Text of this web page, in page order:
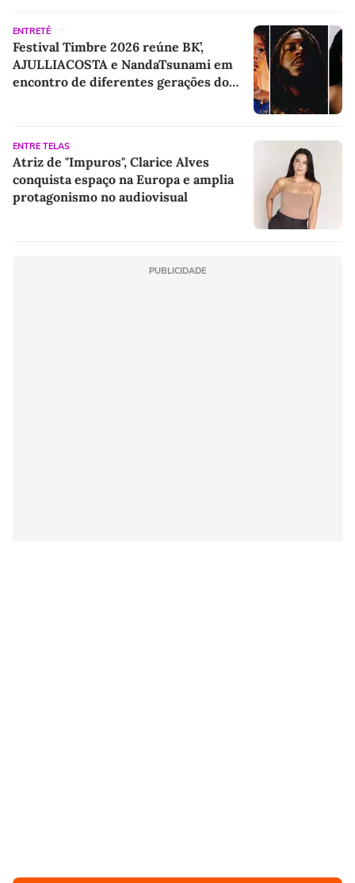
ENTRETÊ
Festival Timbre 2026 reúne BK’,
AJULLIACOSTA e NandaTsunami em
encontro de diferentes gerações do
ENTRE TELAS
Atriz de "Impuros", Clarice Alves
conquista espaço na Europa e amplia
protagonismo no audiovisual
PUBLICIDADE